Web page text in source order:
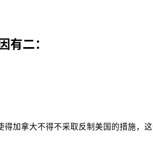
二：
加拿大不得不采取反制美国的措施，